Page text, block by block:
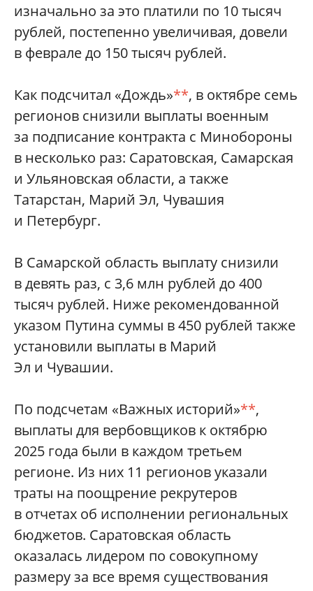
изначально за это платили по 10 тысяч
рублей, постепенно увеличивая, довели
в феврале до 150 тысяч рублей.
Как подсчитал «Дождь»**, в октябре семь
регионов снизили выплаты военным
за подписание контракта с Минобороны
в несколько раз: Саратовская, Самарская
и Ульяновская области, а также
Татарстан, Марий Эл, Чувашия
и Петербург.
В Самарской область выплату снизили
в девять раз, с 3,6 млн рублей до 400
тысяч рублей. Ниже рекомендованной
указом Путина суммы в 450 рублей также
установили выплаты в Марий
Эл и Чувашии.
По подсчетам «Важных историй»**,
выплаты для вербовщиков к октябрю
2025 года были в каждом третьем
регионе. Из них 11 регионов указали
траты на поощрение рекрутеров
в отчетах об исполнении региональных
бюджетов. Саратовская область
оказалась лидером по совокупному
размеру за все время существования